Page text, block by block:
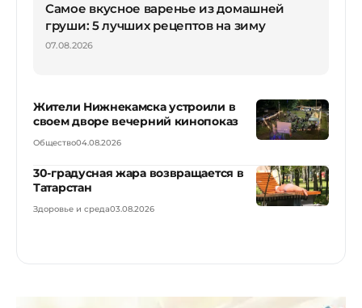
Самое вкусное варенье из домашней
груши: 5 лучших рецептов на зиму
07.08.2026
Жители Нижнекамска устроили в
своем дворе вечерний кинопоказ
Общество04.08.2026
30-градусная жара возвращается в
Татарстан
Здоровье и среда03.08.2026